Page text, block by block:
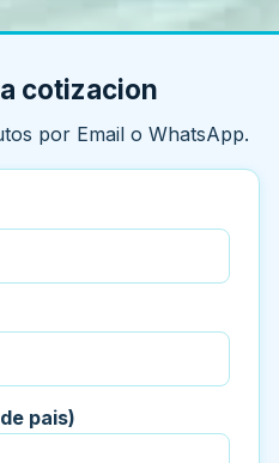
cotizacion
por Email o WhatsApp.
pais)